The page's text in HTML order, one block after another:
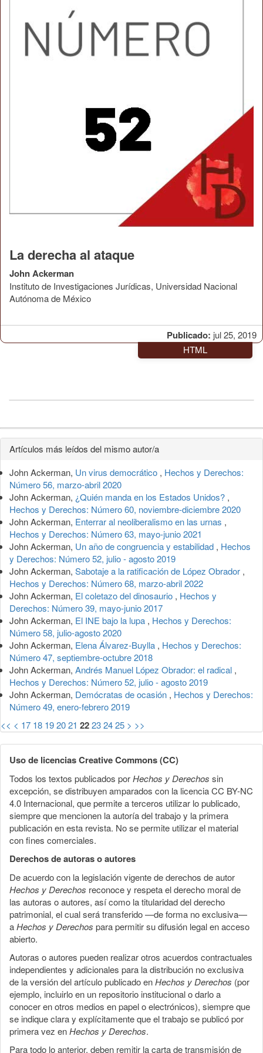
Publicado: jul 25, 2019
La derecha al ataque
John Ackerman
Instituto de Investigaciones Jurídicas, Universidad Nacional
Autónoma de México
HTML
Detalles
del
artículo
Artículos más leídos del mismo autor/a
John Ackerman, Un virus democrático , Hechos y Derechos:
Número 56, marzo-abril 2020
John Ackerman, ¿Quién manda en los Estados Unidos? ,
Hechos y Derechos: Número 60, noviembre-diciembre 2020
John Ackerman, Enterrar al neoliberalismo en las urnas ,
Hechos y Derechos: Número 63, mayo-junio 2021
John Ackerman, Un año de congruencia y estabilidad , Hechos
y Derechos: Número 52, julio - agosto 2019
John Ackerman, Sabotaje a la ratificación de López Obrador ,
Hechos y Derechos: Número 68, marzo-abril 2022
John Ackerman, El coletazo del dinosaurio , Hechos y
Derechos: Número 39, mayo-junio 2017
John Ackerman, El INE bajo la lupa , Hechos y Derechos:
Número 58, julio-agosto 2020
John Ackerman, Elena Álvarez-Buylla , Hechos y Derechos:
Número 47, septiembre-octubre 2018
John Ackerman, Andrés Manuel López Obrador: el radical ,
Hechos y Derechos: Número 52, julio - agosto 2019
John Ackerman, Demócratas de ocasión , Hechos y Derechos:
Número 49, enero-febrero 2019
<< < 17 18 192021 22232425 > >>
Uso de licencias Creative Commons (CC)
Todos los textos publicados porHechos y Derechos sin
excepción, se distribuyen amparados con la licencia CC BY-NC
4.0 Internacional, que permite a terceros utilizar lo publicado,
siempre que mencionen la autoría del trabajo y la primera
publicación en esta revista. No se permite utilizar el material
con fines comerciales.
Derechos de autoras o autores
De acuerdo con la legislación vigente de derechos de autor
Hechos y Derechos reconoce y respeta el derecho moral de
las autoras o autores, así como la titularidad del derecho
patrimonial, el cual será transferido —de forma no exclusiva—
aHechos y Derechos para permitir su difusión legal en acceso
abierto.
Autoras o autores pueden realizar otros acuerdos contractuales
independientes y adicionales para la distribución no exclusiva
de la versión del artículo publicado enHechos y Derechos (por
ejemplo, incluirlo en un repositorio institucional o darlo a
conocer en otros medios en papel o electrónicos), siempre que
se indique clara y explícitamente que el trabajo se publicó por
primera vez enHechos y Derechos.
Para todo lo anterior, deben remitir la carta de transmisión de